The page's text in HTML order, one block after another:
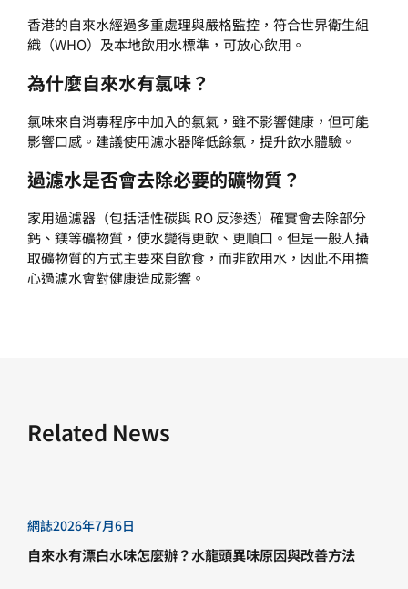
香港的自來水經過多重處理與嚴格監控，符合世界衛生組
織（WHO）及本地飲用水標準，可放心飲用。
為什麼自來水有氯味？
氯味來自消毒程序中加入的氯氣，雖不影響健康，但可能
影響口感。建議使用濾水器降低餘氯，提升飲水體驗。
過濾水是否會去除必要的礦物質？
家用過濾器（包括活性碳與 RO 反滲透）確實會去除部分
鈣、鎂等礦物質，使水變得更軟、更順口。但是一般人攝
取礦物質的方式主要來自飲食，而非飲用水，因此不用擔
心過濾水會對健康造成影響。
Related News
網誌2026年7月6日
自來水有漂白水味怎麼辦？水龍頭異味原因與改善方法